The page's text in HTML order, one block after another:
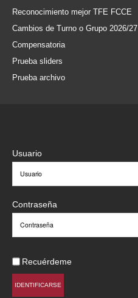
Reconocimiento mejor TFE FCCE
Cambios de Turno o Grupo 2026/27
Compensatoria
Prueba sliders
Prueba archivo
Usuario
Contraseña
Recuérdeme
IDENTIFICARSE